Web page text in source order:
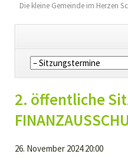
Die kleine Gemeinde im Herzen
Navigation
überspringen
2. öffentliche
26. November 2024 20:00